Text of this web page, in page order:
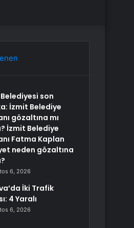
son
İzmit Belediye
gözaltına mı
İzmit Belediye
Fatma Kaplan
neden gözaltına
6, 2026
İki Trafik
4 Yaralı
6, 2026